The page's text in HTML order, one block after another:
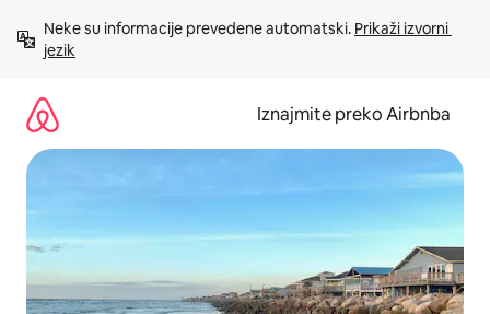
sadržaj
Neke su informacije prevedene automatski. Prikaži izvorni
jezik
Iznajmite preko Airbnba